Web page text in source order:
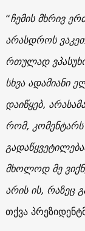
“ჩემის მხრივ
არასდროს
რთულად
სხვა ადამიანი
დაიწყებ,
რომ,
მხოლოდ მე
არის ის, რაზეც
თქვა